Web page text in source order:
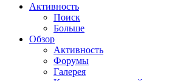
Активность
Поиск
Больше
Обзор
Активность
Форумы
Галерея